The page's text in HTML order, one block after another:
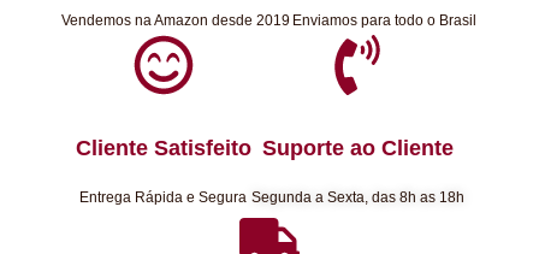
Vendemos na Amazon desde 2019 Enviamos para todo o Brasil
Cliente Satisfeito
Entrega Rápida e Segura
Suporte ao Cliente
Segunda a Sexta, das 8h as 18h